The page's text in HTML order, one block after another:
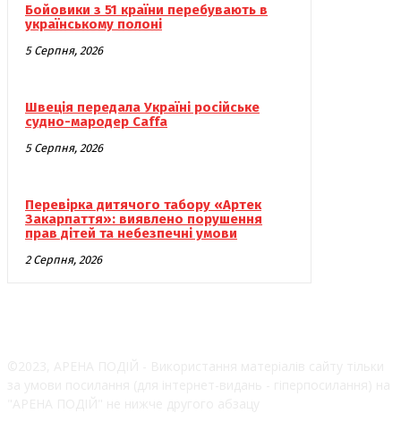
Бойовики з 51 країни перебувають в
українському полоні
5 Серпня, 2026
Швеція передала Україні російське
судно-мародер Caffa
5 Серпня, 2026
Перевірка дитячого табору «Артек
Закарпаття»: виявлено порушення
прав дітей та небезпечні умови
2 Серпня, 2026